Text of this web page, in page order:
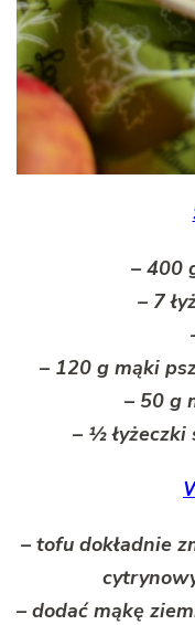
– 400
– 7
– 120 g mąki
– 50 g
– ½ łyżeczki
– tofu dokładnie
– dodać mąkę